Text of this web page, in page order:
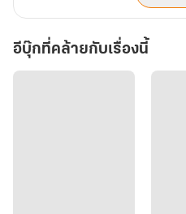
อีบุ๊กที่คล้ายกับเรื่องนี้